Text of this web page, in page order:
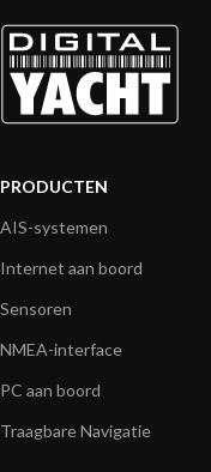
PRODUCTEN
AIS-systemen
Internet aan boord
Sensoren
NMEA-interface
PC aan boord
Traagbare Navigatie